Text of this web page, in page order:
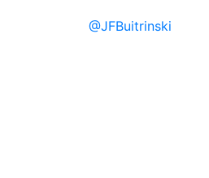
@JFBuitrinski